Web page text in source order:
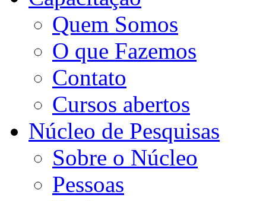
Quem Somos
O que Fazemos
Contato
Cursos abertos
Núcleo de Pesquisas
Sobre o Núcleo
Pessoas